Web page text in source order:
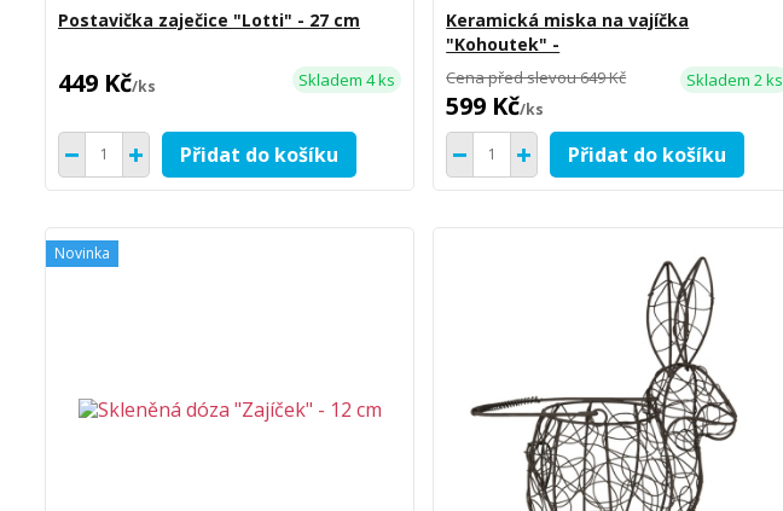
Postavička zaječice "Lotti" - 27 cm
449 Kč/ks Skladem 4 ks
Přidat do košíku
Keramická miska na vajíčka
"Kohoutek" -
Cena před slevou649 Kč
599 Kč/ks
Skladem 2 ks
Přidat do košíku
Novinka